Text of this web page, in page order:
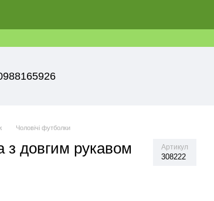
Чоловічі футболки
з довгим рукавом
Артикул
308222